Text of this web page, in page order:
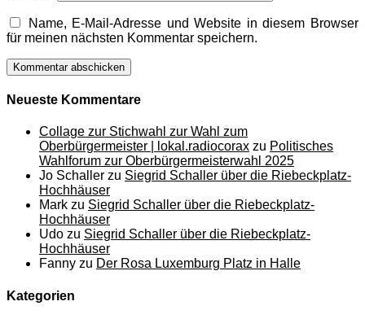
Name, E-Mail-Adresse und Website in diesem Browser
für meinen nächsten Kommentar speichern.
Neueste Kommentare
Collage zur Stichwahl zur Wahl zum
Oberbürgermeister | lokal.radiocorax zu Politisches
Wahlforum zur Oberbürgermeisterwahl 2025
Jo Schaller zu Siegrid Schaller über die Riebeckplatz-
Hochhäuser
Mark zu Siegrid Schaller über die Riebeckplatz-
Hochhäuser
Udo zu Siegrid Schaller über die Riebeckplatz-
Hochhäuser
Fanny zu Der Rosa Luxemburg Platz in Halle
Kategorien